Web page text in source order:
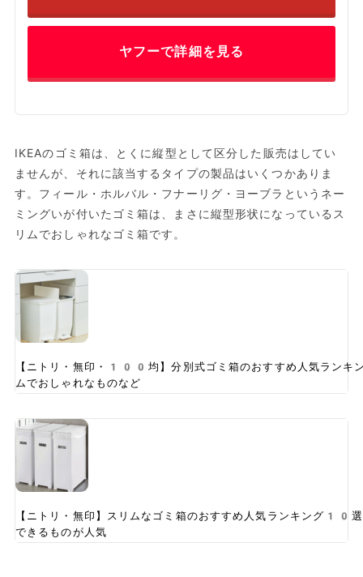
ヤフーで詳細を見る
IKEAのゴミ箱は、とくに縦型として区分した販売はしてい
ませんが、それに該当するタイプの製品はいくつかありま
す。フィール・ホルバル・フナーリグ・ヨーブラというネー
ミングいが付いたゴミ箱は、まさに縦型形状になっているス
リムでおしゃれなゴミ箱です。
【ニトリ・無印・100均】分別式ゴミ箱のおすすめ人気ラン
ムでおしゃれなものなど
【ニトリ・無印】スリムなゴミ箱のおすすめ人気ランキング10
できるものが人気